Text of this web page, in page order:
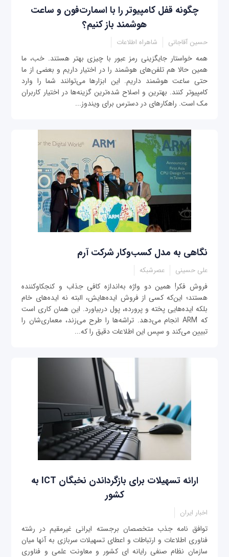
چگونه قفل کامپیوتر را با اسمارت‌فون و ساعت
هوشمند باز کنیم؟
حسین آقاجانی شاهراه اطلاعات
همه خواستار جایگزینی رمز عبور با چیزی بهتر هستند. خب، ما
همین حالا هم تلفن‌های هوشمند را در اختیار داریم و بعضی از ما
حتی ساعت هوشمند داریم. این ابزارها می‌توانند شما را وارد
کامپیوتر کنند. بهترین و اصلاح شده‌ترین گزینه‌ها در اختیار کاربران
مک است. راهکارهای در دسترس برای ویندوز...
نگاهی به مدل کسب‌وکار شرکت آرم
علی حسینی عصرشبکه
فروش فکر! همين دو واژه به‌اندازه کافی جذاب و کنجکاو‌کننده
هستند؛ اين‌که کسی از فروش ايده‌هايش، البته نه ايده‌های خام
بلکه ايده‌هایی پخته و پرورده، پول دربياورد. اين همان کاری است
که ARM انجام می‌دهد. تراشه‌ها را طرح می‌زند، معماری‌شان را
تبيين می‌کند و سپس اين اطلاعات دقيق را که...
ارائه تسهیلات برای بازگرداندن نخبگان ICT به
کشور
اخبار ایران
توافق نامه جذب متخصصان برجسته ایرانی غیرمقیم در رشته
فناوری اطلاعات و ارتباطات و اعطای تسهیلات سربازی به آنها میان
سازمان نظام صنفی رایانه ای کشور و معاونت علمی و فناوری